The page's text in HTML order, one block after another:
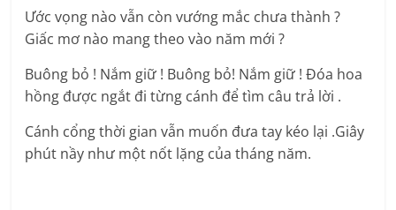
Ước vọng nào vẫn còn vướng mắc chưa thành ?
Giấc mơ nào mang theo vào năm mới ?
Buông bỏ ! Nắm giữ ! Buông bỏ! Nắm giữ ! Đóa hoa
hồng được ngắt đi từng cánh để tìm câu trả lời .
Cánh cổng thời gian vẫn muốn đưa tay kéo lại .Giây
phút nầy như một nốt lặng của tháng năm.